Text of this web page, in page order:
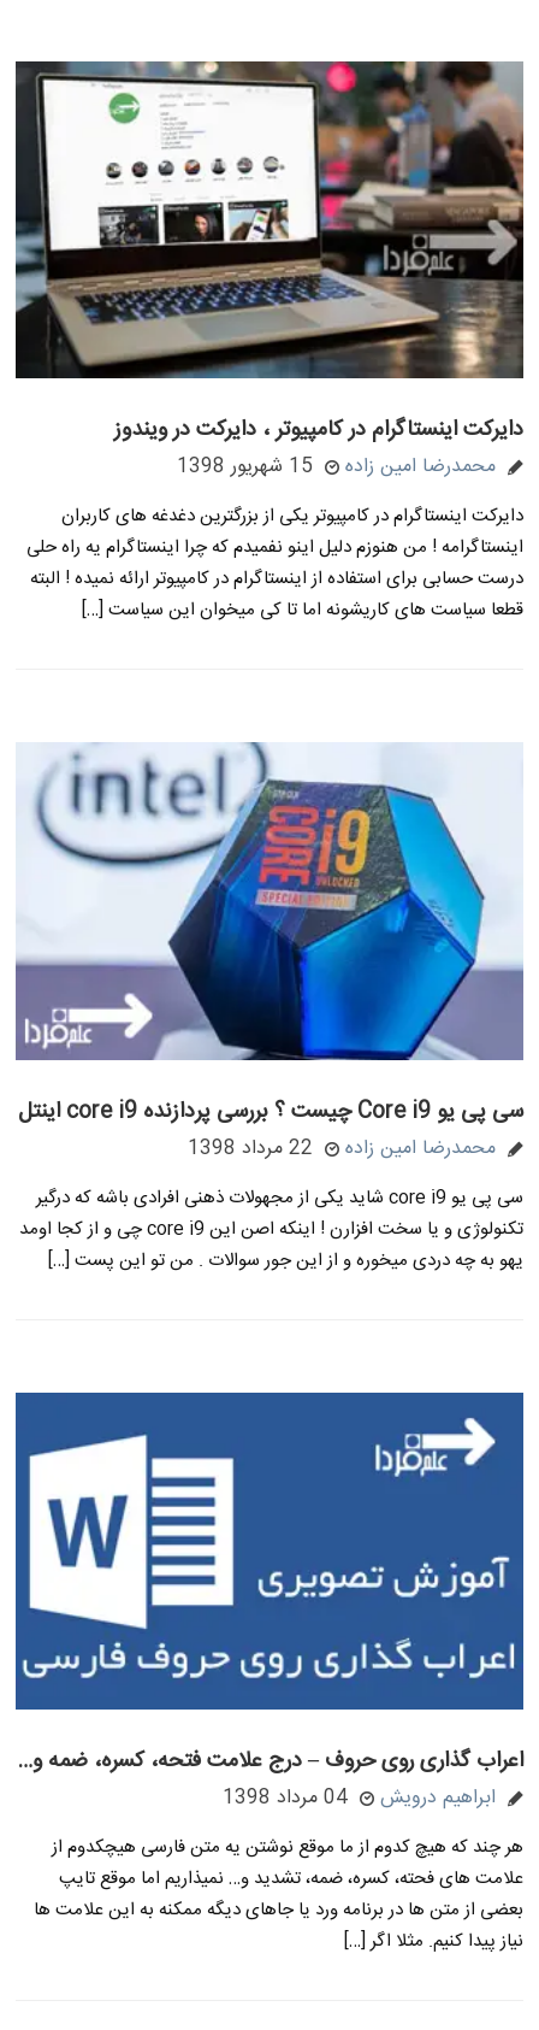
دایرکت اینستاگرام در کامپیوتر ، دایرکت در ویندوز
محمدرضا امین زاده 15 شهریور 1398
دایرکت اینستاگرام در کامپیوتر یکی از بزرگترین دغدغه های کاربران
اینستاگرامه ! من هنوزم دلیل اینو نفمیدم که چرا اینستاگرام یه راه حلی
درست حسابی برای استفاده از اینستاگرام در کامپیوتر ارائه نمیده ! البته
قطعا سیاست های کاریشونه اما تا کی میخوان این سیاست […]
سی پی یو Core i9 چیست ؟ بررسی پردازنده core i9 اینتل
محمدرضا امین زاده 22 مرداد 1398
سی پی یو core i9 شاید یکی از مجهولات ذهنی افرادی باشه که درگیر
تکنولوژی و یا سخت افزارن ! اینکه اصن این core i9 چی و از کجا اومد
یهو به چه دردی میخوره و از این جور سوالات . من تو این پست […]
اعراب گذاری روی حروف – درج علامت فتحه، کسره، ضمه و…
ابراهیم درویش 04 مرداد 1398
هر چند که هیچ کدوم از ما موقع نوشتن یه متن فارسی هیچکدوم از
علامت های فحته، کسره، ضمه، تشدید و… نمیذاریم اما موقع تایپ
بعضی از متن ها در برنامه ورد یا جاهای دیگه ممکنه به این علامت ها
نیاز پیدا کنیم. مثلا اگر […]